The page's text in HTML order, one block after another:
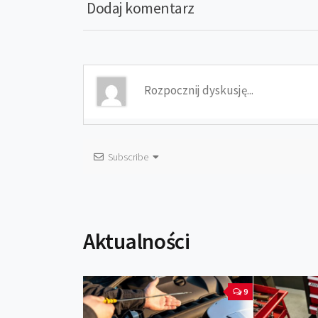
Dodaj komentarz
Subscribe
Aktualności
9